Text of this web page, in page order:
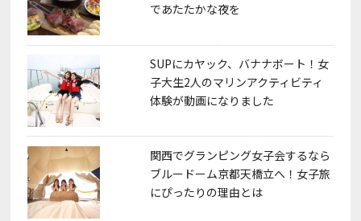
であたたかな夜を
SUPにカヤック、バナナボート！女
子大生2人のマリンアクティビティ
体験が動画になりました
関西でグランピング女子会するなら
ブルードーム京都天橋立へ！女子旅
にぴったりの理由とは